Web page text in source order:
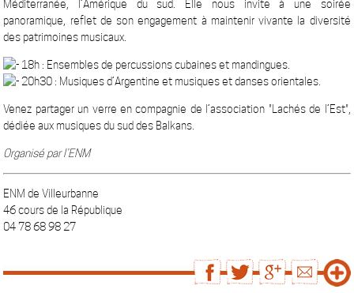
Méditerranée, l’Amérique du sud. Elle nous invite à une soirée
panoramique, reflet de son engagement à maintenir vivante la diversité
des patrimoines musicaux.
18h : Ensembles de percussions cubaines et mandingues.
20h30 : Musiques d’Argentine et musiques et danses orientales.
Venez partager un verre en compagnie de l’association "Lachés de l’Est",
dédiée aux musiques du sud des Balkans.
Organisé par l’ENM
ENM de Villeurbanne
46 cours de la République
04 78 68 98 27